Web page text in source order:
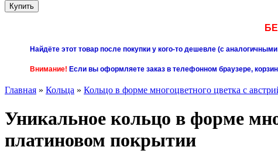
Найдёте этот товар после покупки у кого-то дешевле (с
Внимание! Если вы оформляете заказ в телефонном браузере,
Главная » Кольца » Кольцо в форме многоцветного цветка с
Уникальное кольцо в форме
платиновом покрытии